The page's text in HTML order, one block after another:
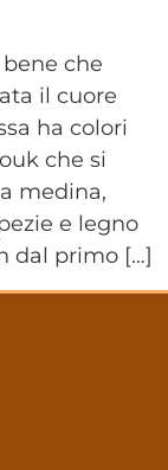
che
il cuore
ha colori
che si
medina,
e legno
dal primo […]